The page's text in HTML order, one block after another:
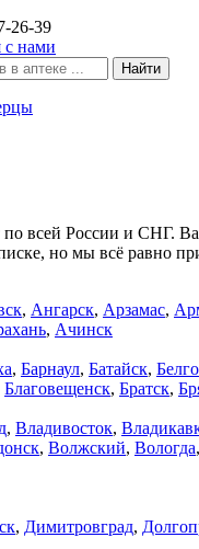
26-39
с нами
по всей России и СНГ.
но мы всё равно
, Ангарск, Арзамас,
, Ачинск
, Барнаул, Батайск,
Благовещенск, Братск,
, Владивосток,
, Волжский, Вологда,
, Димитровград,